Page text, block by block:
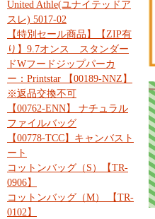
United Athle(ユナイテッドア
スレ) 5017-02
【特別セール商品】【ZIP有
り】9.7オンス スタンダー
ドWフードジップパーカ
ー：Printstar 【00189-NNZ】
※返品交換不可
【00762-ENN】 ナチュラル
ファイルバッグ
【00778-TCC】キャンバスト
ート
コットンバッグ（S）【TR-
0906】
コットンバッグ（M） 【TR-
0102】